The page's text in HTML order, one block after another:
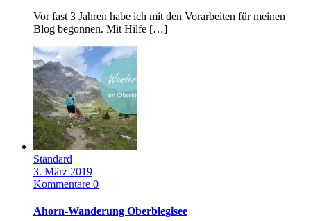
Vor fast 3 Jahren habe ich mit den Vorarbeiten für meinen
Blog begonnen. Mit Hilfe […]
Standard
3. März 2019
Kommentare 0
Ahorn-Wanderung Oberblegisee